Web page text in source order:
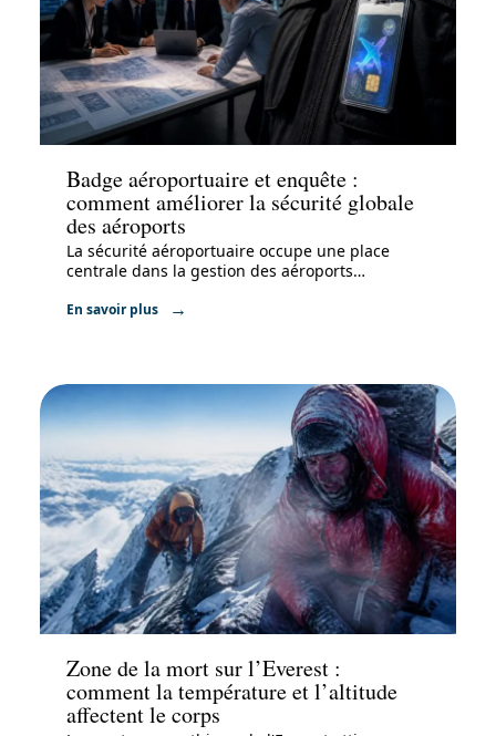
Actu
Badge aéroportuaire et enquête :
comment améliorer la sécurité globale
des aéroports
La sécurité aéroportuaire occupe une place
centrale dans la gestion des aéroports…
En savoir plus
Actu
Zone de la mort sur l’Everest :
comment la température et l’altitude
affectent le corps